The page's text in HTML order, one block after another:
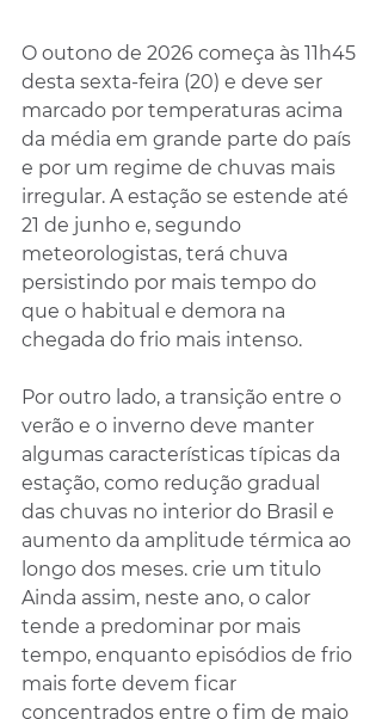
O outono de 2026 começa às 11h45
desta sexta-feira (20) e deve ser
marcado por temperaturas acima
da média em grande parte do país
e por um regime de chuvas mais
irregular. A estação se estende até
21 de junho e, segundo
meteorologistas, terá chuva
persistindo por mais tempo do
que o habitual e demora na
chegada do frio mais intenso.
Por outro lado, a transição entre o
verão e o inverno deve manter
algumas características típicas da
estação, como redução gradual
das chuvas no interior do Brasil e
aumento da amplitude térmica ao
longo dos meses. crie um titulo
Ainda assim, neste ano, o calor
tende a predominar por mais
tempo, enquanto episódios de frio
mais forte devem ficar
concentrados entre o fim de maio